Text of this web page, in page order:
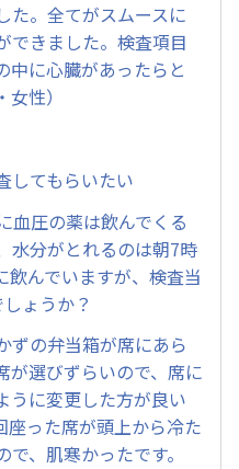
た。全てがスムースに
できました。検査項目
中に心臓があったらと
性）
してもらいたい
血圧の薬は飲んでくる
水分がとれるのは朝7時
飲んでいますが、検査当
ょうか？
ずの弁当箱が席にあら
が選びずらいので、席に
うに変更した方が良い
座った席が頭上から冷た
、肌寒かったです。